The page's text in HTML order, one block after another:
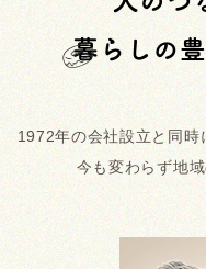
1972年の会社設立と同時
今も変わらず地